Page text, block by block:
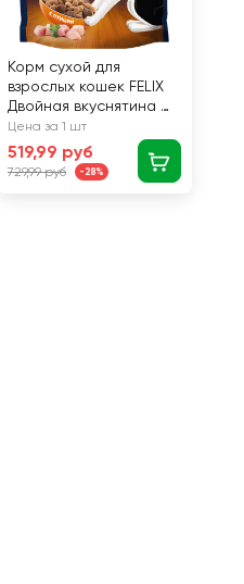
Корм сухой для
взрослых кошек FELIX
Двойная вкуснятина с
птицей, 1,3кг
Цена за 1 шт
519,99 руб
729,99 руб -28%